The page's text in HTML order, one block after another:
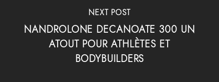
NEXT POST
NANDROLONE DECANOATE 300 UN
ATOUT POUR ATHLÈTES ET
BODYBUILDERS